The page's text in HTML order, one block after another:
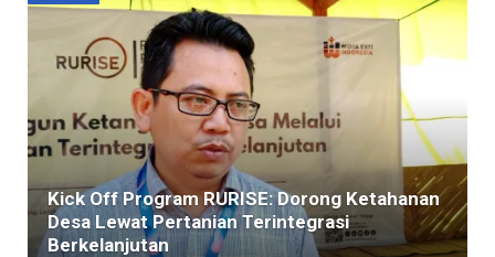
Kick Off Program RURISE: Dorong Ketahanan
Desa Lewat Pertanian Terintegrasi
Berkelanjutan